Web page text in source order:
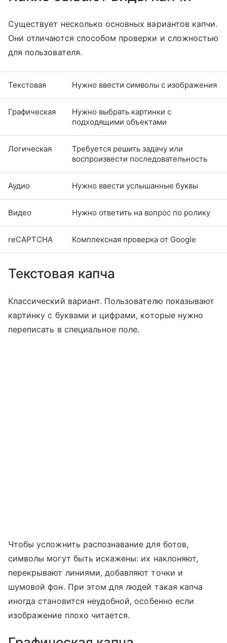
Существует несколько основных вариантов капчи.
Они отличаются способом проверки и сложностью
для пользователя.
Текстовая Нужно ввести символы с изображения
Графическая
Нужно выбрать картинки с
подходящими объектами
Логическая
Требуется решить задачу или
воспроизвести последовательность
Аудио Нужно ввести услышанные буквы
Видео Нужно ответить на вопрос по ролику
reCAPTCHA Комплексная проверка от Google
Текстовая капча
Классический вариант. Пользователю показывают
картинку с буквами и цифрами, которые нужно
переписать в специальное поле.
Чтобы усложнить распознавание для ботов,
символы могут быть искажены: их наклоняют,
перекрывают линиями, добавляют точки и
шумовой фон. При этом для людей такая капча
иногда становится неудобной, особенно если
изображение плохо читается.